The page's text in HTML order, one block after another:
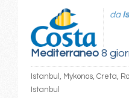
Mediterraneo8
da
Istanbul, Mykonos, Creta,
Istanbul